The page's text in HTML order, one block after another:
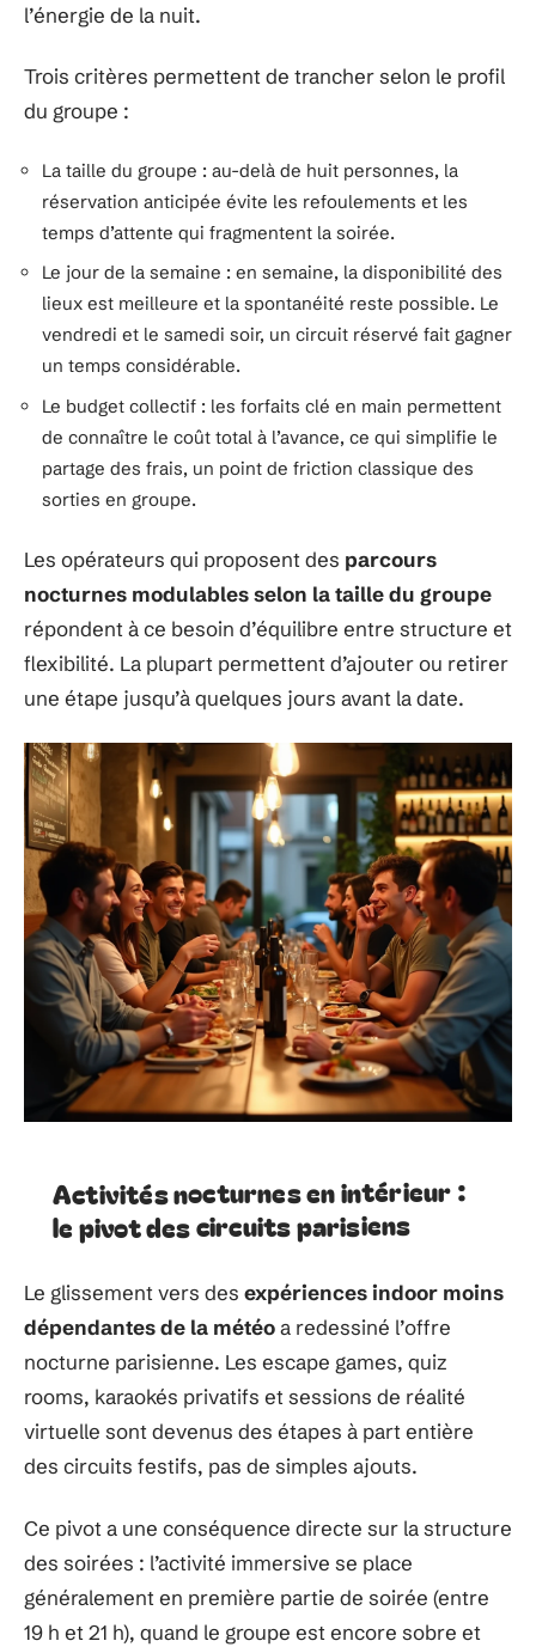
l’énergie de la nuit.
Trois critères permettent de trancher selon le profil
du groupe :
La taille du groupe : au-delà de huit personnes, la
réservation anticipée évite les refoulements et les
temps d’attente qui fragmentent la soirée.
Le jour de la semaine : en semaine, la disponibilité des
lieux est meilleure et la spontanéité reste possible. Le
vendredi et le samedi soir, un circuit réservé fait gagner
un temps considérable.
Le budget collectif : les forfaits clé en main permettent
de connaître le coût total à l’avance, ce qui simplifie le
partage des frais, un point de friction classique des
sorties en groupe.
Les opérateurs qui proposent des parcours
nocturnes modulables selon la taille du groupe
répondent à ce besoin d’équilibre entre structure et
flexibilité. La plupart permettent d’ajouter ou retirer
une étape jusqu’à quelques jours avant la date.
Activités nocturnes en intérieur :
le pivot des circuits parisiens
Le glissement vers des expériences indoor moins
dépendantes de la météoa redessiné l’offre
nocturne parisienne. Les escape games, quiz
rooms, karaokés privatifs et sessions de réalité
virtuelle sont devenus des étapes à part entière
des circuits festifs, pas de simples ajouts.
Ce pivot a une conséquence directe sur la structure
des soirées : l’activité immersive se place
généralement en première partie de soirée (entre
19 h et 21 h), quand le groupe est encore sobre et